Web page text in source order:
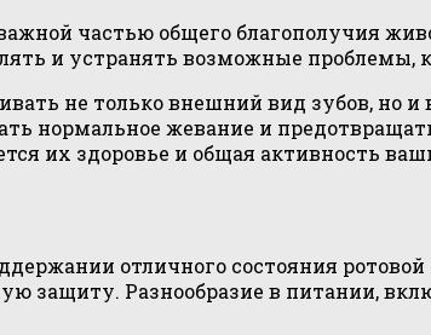
важной частью общего благополучия
и устранять возможные
не только внешний вид зубов,
нормальное жевание и
их здоровье и общая активность
отличного состояния
защиту. Разнообразие в питании,